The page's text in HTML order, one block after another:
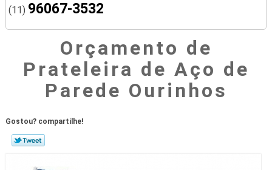
(11) 96067-3532
Orçamento de
Prateleira de Aço de
Parede Ourinhos
Gostou? compartilhe!